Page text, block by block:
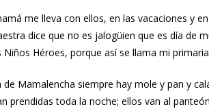
me lleva con ellos, en las vacaciones y
dice que no es jalogüien que es día de
Héroes, porque así se llama mi
de Mamalencha siempre hay mole y pan y
prendidas toda la noche; ellos van al